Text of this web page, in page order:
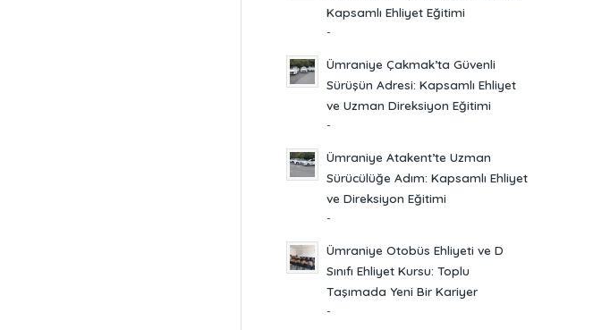
Kapsamlı Ehliyet Eğitimi
-
Ümraniye Çakmak’ta Güvenli
Sürüşün Adresi: Kapsamlı Ehliyet
ve Uzman Direksiyon Eğitimi
-
Ümraniye Atakent’te Uzman
Sürücülüğe Adım: Kapsamlı Ehliyet
ve Direksiyon Eğitimi
-
Ümraniye Otobüs Ehliyeti ve D
Sınıfı Ehliyet Kursu: Toplu
Taşımada Yeni Bir Kariyer
-